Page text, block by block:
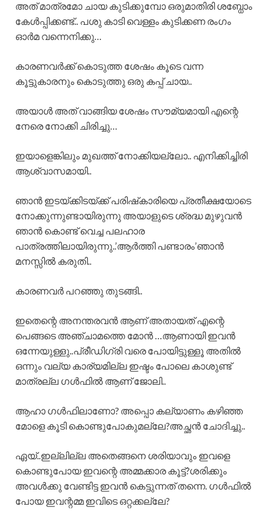
അത് മാത്രമോ ചായ കുടിക്കുമ്പോ ഒരുമാതിരി ശബ്ധോം
കേൾപ്പിക്കണ്ട്.. പശു കാടി വെള്ളം കുടിക്കണ രംഗം
ഓർമ വന്നെനിക്കു…
കാരണവർക്ക് കൊടുത്ത ശേഷം കൂടെ വന്ന
കൂട്ടുകാരനും കൊടുത്തു ഒരു കപ്പ് ചായ..
അയാൾ അത് വാങ്ങിയ ശേഷം സൗമ്യമായി എന്റെ
നേരെ നോക്കി ചിരിച്ചു…
ഇയാളെങ്കിലും മുഖത്ത് നോക്കിയല്ലോ.. എനിക്കിച്ചിരി
ആശ്വാസമായി..
ഞാൻ ഇടയ്ക്കിടയ്ക്ക് പരിഷ്‌കാരിയെ പ്രതീക്ഷയോടെ
നോക്കുന്നുണ്ടായിരുന്നു അയാളുടെ ശ്രദ്ധ മുഴുവൻ
ഞാൻ കൊണ്ട് വെച്ച പലഹാര
പാത്രത്തിലായിരുന്നു..’ആർത്തി പണ്ടാരം’ഞാൻ
മനസ്സിൽ കരുതി..
കാരണവർ പറഞ്ഞു തുടങ്ങി..
ഇതെന്റെ അനന്തരവൻ ആണ് അതായത് എന്റെ
പെങ്ങടെ അഞ്ചാമത്തെ മോൻ …ആണായി ഇവൻ
ഒന്നേയുള്ളു..പ്രീഡിഗ്രി വരെ പോയിട്ടുള്ളൂ അതിൽ
ഒന്നും വല്യ കാര്യമില്ല ഇഷ്ടം പോലെ കാശുണ്ട്
മാത്രല്ല ഗൾഫിൽ ആണ് ജോലി..
ആഹാ ഗൾഫിലാണോ? അപ്പൊ കല്യാണം കഴിഞ്ഞ
മോളെ കൂടി കൊണ്ടുപോകുമല്ലേ?അച്ഛൻ ചോദിച്ചു..
ഏയ്..ഇല്ലില്ല അതെങ്ങനെ ശരിയാവും ഇവളെ
കൊണ്ടുപോയ ഇവന്റെ അമ്മക്കാര കൂട്ട്?ശരിക്കും
അവൾക്കു വേണ്ടിട്ട ഇവൻ കെട്ടുന്നത് തന്നെ. ഗൾഫിൽ
പോയ ഇവന്റമ്മ ഇവിടെ ഒറ്റക്കല്ലേ?